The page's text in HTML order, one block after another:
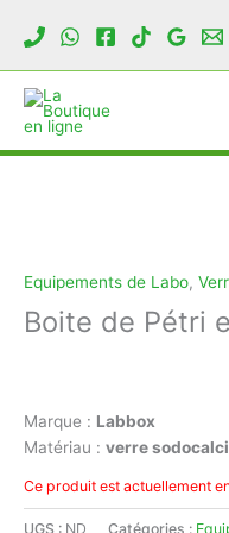
Equipements de Labo,
Boite de Pétri
Marque : Labbox
Matériau : verre
Ce produit est actuellement
UGS : ND Catégories :